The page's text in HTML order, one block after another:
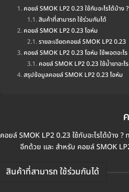
คอยล์ SMOK LP2 0.23 ใช้กับอะไรได้บ้าง ?
สินค้าที่สามารถ ใช้ร่วมกันได้
คอยล์ SMOK LP2 0.23 โอห์ม
รายละเอียดคอยล์ SMOK LP2 0.23
คอยล์ SMOK LP2 0.23 โอห์ม ใช้พอตอะไร
คอยล์ SMOK LP2 0.23 ใช้น้ำยาอะไร
สรุปข้อมูลคอยล์ SMOK LP2 0.23 โอห์ม
คอยล์ SMOK LP2 0.23 ใช้กับอะไรได้บ้าง ?
อีกด้วย และ สำหรับ คอยล์ SMOK
สินค้าที่สามารถ ใช้ร่วมกันได้